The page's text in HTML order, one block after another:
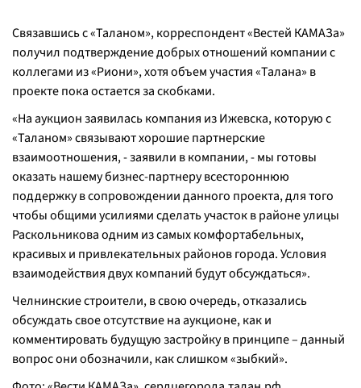
Связавшись с «Таланом», корреспондент «Вестей КАМАЗа»
получил подтверждение добрых отношений компании с
коллегами из «Риони», хотя объем участия «Талана» в
проекте пока остается за скобками.
«На аукцион заявилась компания из Ижевска, которую с
«Таланом» связывают хорошие партнерские
взаимоотношения, -заявили в компании,- мы готовы
оказать нашему бизнес-партнеру всестороннюю
поддержку в сопровождении данного проекта, для того
чтобы общими усилиями сделать участок в районе улицы
Раскольникова одним из самых комфортабельных,
красивых и привлекательных районов города. Условия
взаимодействия двух компаний будут обсуждаться».
Челнинские строители, в свою очередь, отказались
обсуждать свое отсутствие на аукционе, как и
комментировать будущую застройку в принципе – данный
вопрос они обозначили, как слишком «зыбкий».